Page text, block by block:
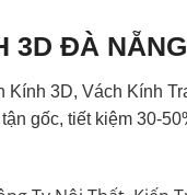
3D ĐÀ NẴNG
Kính 3D, Vách Kính
gốc, tiết kiệm 30-